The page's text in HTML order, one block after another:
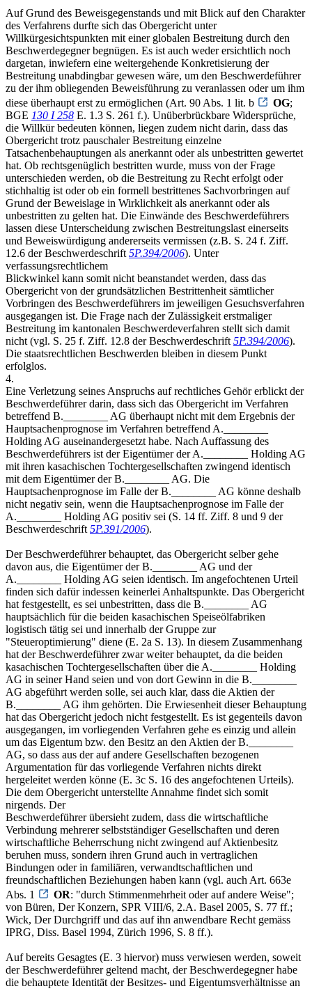
Auf Grund des Beweisgegenstands und mit Blick auf den Charakter
des Verfahrens durfte sich das Obergericht unter
Willkürgesichtspunkten mit einer globalen Bestreitung durch den
Beschwerdegegner begnügen. Es ist auch weder ersichtlich noch
dargetan, inwiefern eine weitergehende Konkretisierung der
Bestreitung unabdingbar gewesen wäre, um den Beschwerdeführer
zu der ihm obliegenden Beweisführung zu veranlassen oder um ihm
diese überhaupt erst zu ermöglichen (Art. 90 Abs. 1 lit. b
OG;
BGE 130 I 258 E. 1.3 S. 261 f.). Unüberbrückbare Widersprüche,
die Willkür bedeuten können, liegen zudem nicht darin, dass das
Obergericht trotz pauschaler Bestreitung einzelne
Tatsachenbehauptungen als anerkannt oder als unbestritten gewertet
hat. Ob rechtsgenüglich bestritten wurde, muss von der Frage
unterschieden werden, ob die Bestreitung zu Recht erfolgt oder
stichhaltig ist oder ob ein formell bestrittenes Sachvorbringen auf
Grund der Beweislage in Wirklichkeit als anerkannt oder als
unbestritten zu gelten hat. Die Einwände des Beschwerdeführers
lassen diese Unterscheidung zwischen Bestreitungslast einerseits
und Beweiswürdigung andererseits vermissen (z.B. S. 24 f. Ziff.
12.6 der Beschwerdeschrift 5P.394/2006). Unter
verfassungsrechtlichem
Blickwinkel kann somit nicht beanstandet werden, dass das
Obergericht von der grundsätzlichen Bestrittenheit sämtlicher
Vorbringen des Beschwerdeführers im jeweiligen Gesuchsverfahren
ausgegangen ist. Die Frage nach der Zulässigkeit erstmaliger
Bestreitung im kantonalen Beschwerdeverfahren stellt sich damit
nicht (vgl. S. 25 f. Ziff. 12.8 der Beschwerdeschrift 5P.394/2006).
Die staatsrechtlichen Beschwerden bleiben in diesem Punkt
erfolglos.
4.
Eine Verletzung seines Anspruchs auf rechtliches Gehör erblickt der
Beschwerdeführer darin, dass sich das Obergericht im Verfahren
betreffend B.________ AG überhaupt nicht mit dem Ergebnis der
Hauptsachenprognose im Verfahren betreffend A.________
Holding AG auseinandergesetzt habe. Nach Auffassung des
Beschwerdeführers ist der Eigentümer der A.________ Holding AG
mit ihren kasachischen Tochtergesellschaften zwingend identisch
mit dem Eigentümer der B.________ AG. Die
Hauptsachenprognose im Falle der B.________ AG könne deshalb
nicht negativ sein, wenn die Hauptsachenprognose im Falle der
A.________ Holding AG positiv sei (S. 14 ff. Ziff. 8 und 9 der
Beschwerdeschrift 5P.391/2006).
Der Beschwerdeführer behauptet, das Obergericht selber gehe
davon aus, die Eigentümer der B.________ AG und der
A.________ Holding AG seien identisch. Im angefochtenen Urteil
finden sich dafür indessen keinerlei Anhaltspunkte. Das Obergericht
hat festgestellt, es sei unbestritten, dass die B.________ AG
hauptsächlich für die beiden kasachischen Speiseölfabriken
logistisch tätig sei und innerhalb der Gruppe zur
"Steueroptimierung" diene (E. 2a S. 13). In diesem Zusammenhang
hat der Beschwerdeführer zwar weiter behauptet, da die beiden
kasachischen Tochtergesellschaften über die A.________ Holding
AG in seiner Hand seien und von dort Gewinn in die B.________
AG abgeführt werden solle, sei auch klar, dass die Aktien der
B.________ AG ihm gehörten. Die Erwiesenheit dieser Behauptung
hat das Obergericht jedoch nicht festgestellt. Es ist gegenteils davon
ausgegangen, im vorliegenden Verfahren gehe es einzig und allein
um das Eigentum bzw. den Besitz an den Aktien der B.________
AG, so dass aus der auf andere Gesellschaften bezogenen
Argumentation für das vorliegende Verfahren nichts direkt
hergeleitet werden könne (E. 3c S. 16 des angefochtenen Urteils).
Die dem Obergericht unterstellte Annahme findet sich somit
nirgends. Der
Beschwerdeführer übersieht zudem, dass die wirtschaftliche
Verbindung mehrerer selbstständiger Gesellschaften und deren
wirtschaftliche Beherrschung nicht zwingend auf Aktienbesitz
beruhen muss, sondern ihren Grund auch in vertraglichen
Bindungen oder in familiären, verwandtschaftlichen und
freundschaftlichen Beziehungen haben kann (vgl. auch Art. 663e
Abs. 1
OR: "durch Stimmenmehrheit oder auf andere Weise";
von Büren, Der Konzern, SPR VIII/6, 2.A. Basel 2005, S. 77 ff.;
Wick, Der Durchgriff und das auf ihn anwendbare Recht gemäss
IPRG, Diss. Basel 1994, Zürich 1996, S. 8 ff.).
Auf bereits Gesagtes (E. 3 hiervor) muss verwiesen werden, soweit
der Beschwerdeführer geltend macht, der Beschwerdegegner habe
die behauptete Identität der Besitzes- und Eigentumsverhältnisse an